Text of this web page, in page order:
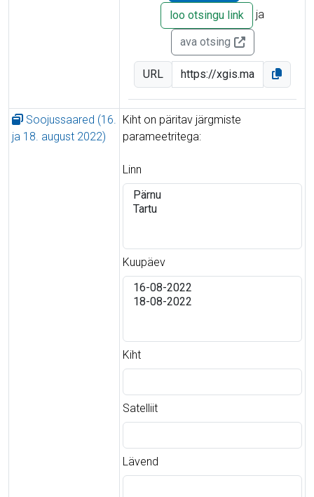
loo otsingu link ja
ava otsing
URL
Soojussaared (16.
ja 18. august 2022)
Kiht on päritav järgmiste
parameetritega:
Linn
Kuupäev
Kiht
Satelliit
Lävend